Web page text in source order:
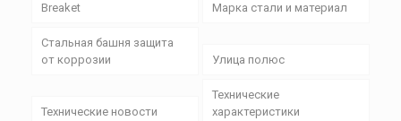
Breaket
Марка стали и материал
Стальная башня защита
от коррозии
Улица полюс
Технические новости
Технические
характеристики